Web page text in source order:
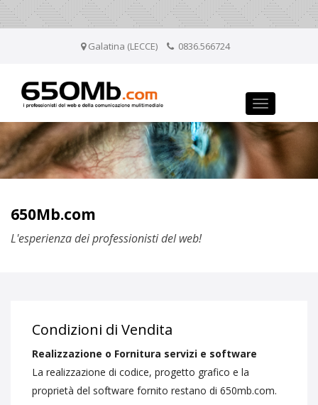
Galatina (LECCE) 0836.566724
Toggle
navigation
650Mb.com
L'esperienza dei professionisti del web!
Condizioni di Vendita
Realizzazione o Fornitura servizi e software
La realizzazione di codice, progetto grafico e la
proprietà del software fornito restano di 650mb.com.